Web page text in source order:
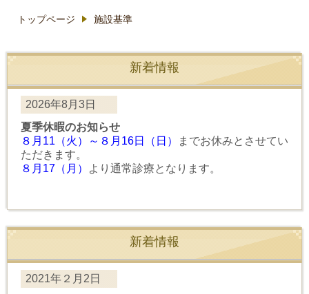
トップページ 施設基準
新着情報
2026年8月3日
夏季休暇のお知らせ
８月11（火）～８月16日（日）
までお休みとさせてい
ただきます。
８月17（月）
より通常診療となります。
新着情報
2021年２月2日